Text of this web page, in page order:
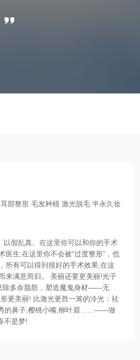
部整形 毛发种植 激光脱毛 半永久妆
以假乱真。在这里你可以和你的手术
生;在这里你不会被“过度整形”，也
所有可以得到很好的手术效果;在这
来满意而归。 美丽还要更美丽!光子
除多余脂肪，塑造魔鬼身材——无
更美丽! 比激光更胜一筹的冷光：祛
秀的鼻子,樱桃小嘴,柳叶眉……——做
不是梦!